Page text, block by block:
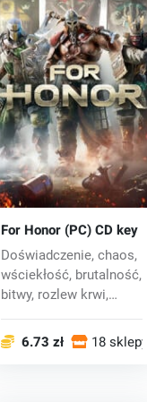
For Honor (PC) CD key
Doświadczenie, chaos,
wściekłość, brutalność,
bitwy, rozlew krwi,
6.73 zł 18 sklepy